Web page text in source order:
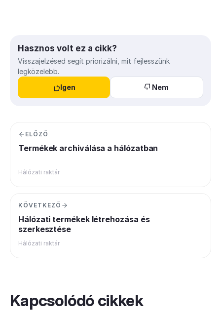
Hasznos volt ez a cikk?
Visszajelzésed segít priorizálni, mit fejlesszünk
legközelebb.
Igen
Nem
ELŐZŐ
Termékek archiválása a hálózatban
Hálózati raktár
KÖVETKEZŐ
Hálózati termékek létrehozása és
szerkesztése
Hálózati raktár
Kapcsolódó cikkek